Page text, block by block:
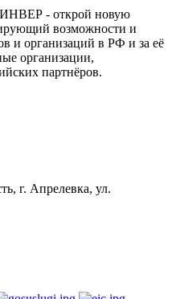
- открой новую
возможности и
и организаций в РФ и за её
организации,
партнёров.
г. Апрелевка, ул.